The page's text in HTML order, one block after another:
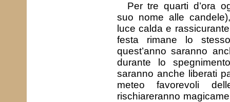
Per tre quarti d’ora
suo nome alle
luce calda e
festa rimane lo
quest’anno saranno
durante lo
saranno anche liberati
meteo favorevoli
rischiareranno